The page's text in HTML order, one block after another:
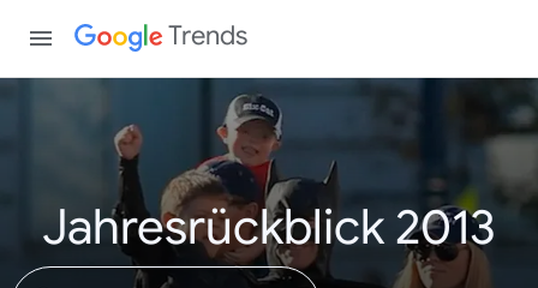
Trends
Jahresrückblick 2013